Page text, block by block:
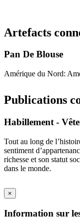
Artefacts
Pan De Blouse
Amérique du Nord:
Publications
Habillement -
Tout au long de
sentiment
richesse et son statut
dans le monde.
×
Information sur